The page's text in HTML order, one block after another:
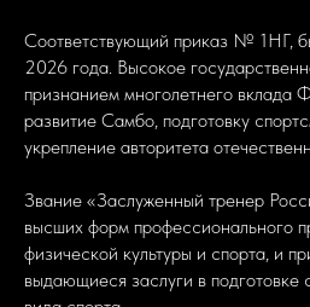
Соответствующий приказ № 1НГ,
2026 года. Высокое
признанием многолетнего вклада
развитие Самбо, подготовку
укрепление авторитета
Звание «Заслуженный тренер
высших форм профессионального
физической культуры и спорта, и
выдающиеся заслуги в подготовке